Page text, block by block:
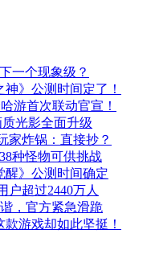
一个现象级？
》公测时间定了！
游首次联动官宣！
光影全面升级
家炸锅：直接抄？
种怪物可供挑战
醒》公测时间确定
户超过2440万人
，官方紧急滑跪
游戏却如此坚挺！